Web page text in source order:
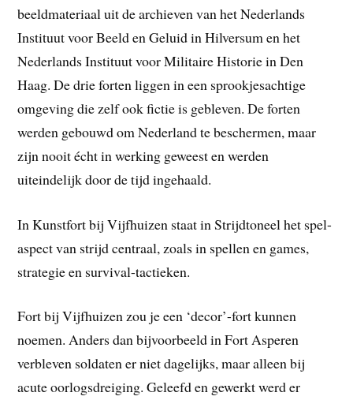
beeldmateriaal uit de archieven van het Nederlands
Instituut voor Beeld en Geluid in Hilversum en het
Nederlands Instituut voor Militaire Historie in Den
Haag. De drie forten liggen in een sprookjesachtige
omgeving die zelf ook fictie is gebleven. De forten
werden gebouwd om Nederland te beschermen, maar
zijn nooit écht in werking geweest en werden
uiteindelijk door de tijd ingehaald.
In Kunstfort bij Vijfhuizen staat in Strijdtoneel het spel-
aspect van strijd centraal, zoals in spellen en games,
strategie en survival-tactieken.
Fort bij Vijfhuizen zou je een ‘decor’-fort kunnen
noemen. Anders dan bijvoorbeeld in Fort Asperen
verbleven soldaten er niet dagelijks, maar alleen bij
acute oorlogsdreiging. Geleefd en gewerkt werd er